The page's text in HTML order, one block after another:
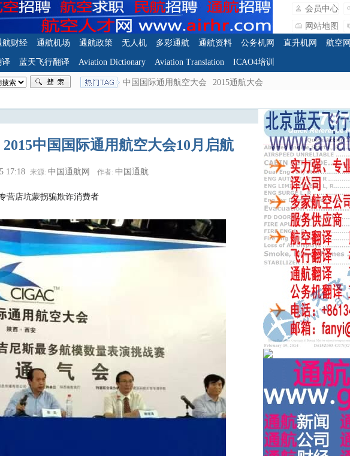
会员中心
网站地图
航财经 通航机场 通航政策 无人机 多彩通航 通航资料 公务机网 直升机网 航空网
译 蓝天飞行翻译 Aviation Dictionary Aviation Translation ICAO4培训
中国国际通用航空大会
2015通航大会
中国国际通用航空大会10月启航
17:18 来源: 中国通航网 作者: 中国通航
营店坑蒙拐骗欺诈消费者